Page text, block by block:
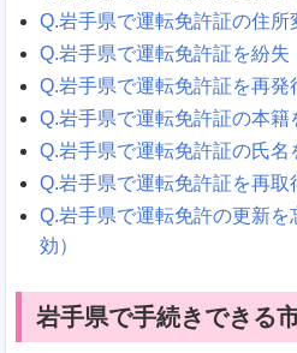
Q.岩手県で運転免許証の住所
Q.岩手県で運転免許証を紛失
Q.岩手県で運転免許証を再発
Q.岩手県で運転免許証の本籍
Q.岩手県で運転免許証の氏名
Q.岩手県で運転免許証を再取
Q.岩手県で運転免許の更新
効）
岩手県で手続きできる